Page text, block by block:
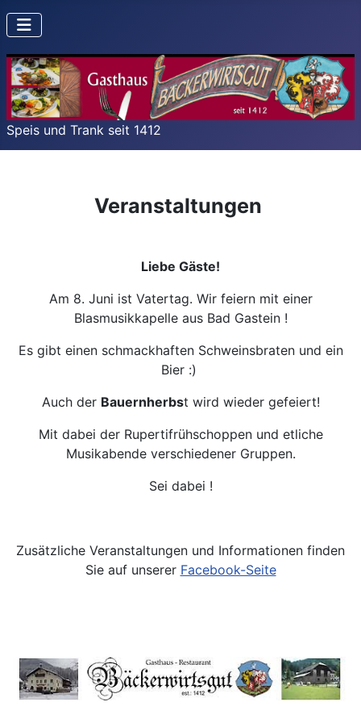
Speis und Trank seit 1412
Veranstaltungen
Liebe Gäste!
Am 8. Juni ist Vatertag. Wir feiern mit einer
Blasmusikkapelle aus Bad Gastein !
Es gibt einen schmackhaften Schweinsbraten und ein
Bier :)
Auch der Bauernherbst wird wieder gefeiert!
Mit dabei der Rupertifrühschoppen und etliche
Musikabende verschiedener Gruppen.
Sei dabei !
Zusätzliche Veranstaltungen und Informationen finden
Sie auf unserer Facebook-Seite